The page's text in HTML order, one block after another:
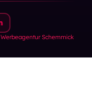
Werbeagentur Schemmick